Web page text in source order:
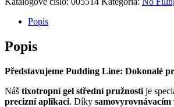
PUDDING
LINE
COVER
1
40
Popis
Popis
Představujeme Pudding Line: Dokonalé
Náš tixotropní gel střední pružnosti je
precizní aplikaci. Díky samovyrovnávacím